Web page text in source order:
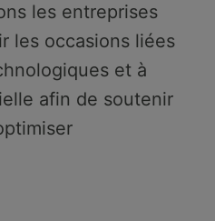
les entreprises
les occasions liées
et à
afin de soutenir